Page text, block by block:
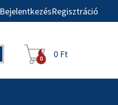
BejelentkezésRegisztráció
0 0 Ft